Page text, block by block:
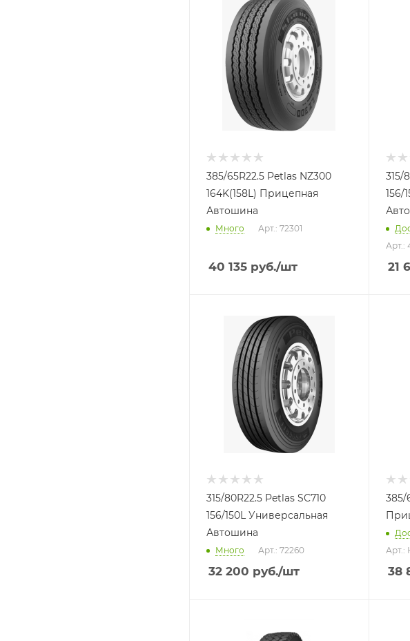
385/65R22.5 Petlas NZ300
164K(158L) Прицепная
Автошина
Много Арт.: 72301
40 135 руб./шт
315/
156/
Арт.:
21
315/80R22.5 Petlas SC710
156/150L Универсальная
Автошина
Много Арт.: 72260
32 200 руб./шт
385/
Арт.:
38